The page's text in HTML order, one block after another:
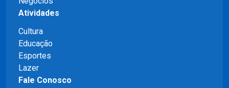
Atividades
Cultura
Educação
Esportes
Lazer
Fale Conosco